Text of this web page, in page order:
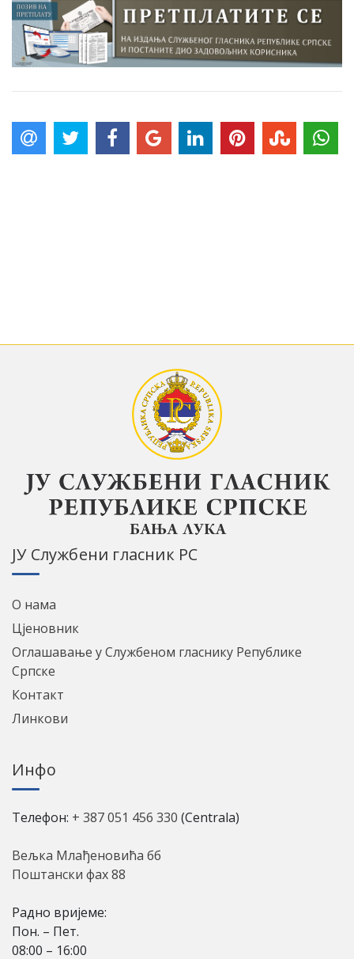
ЈУ Службени гласник РС
О нама
Цјеновник
Оглашавање у Службеном гласнику Републике
Српске
Контакт
Линкови
Инфо
Телефон: + 387 051 456 330 (Centrala)
Вељка Млађеновића бб
Поштански фах 88
Радно вријеме:
Пон. – Пет.
08:00 – 16:00